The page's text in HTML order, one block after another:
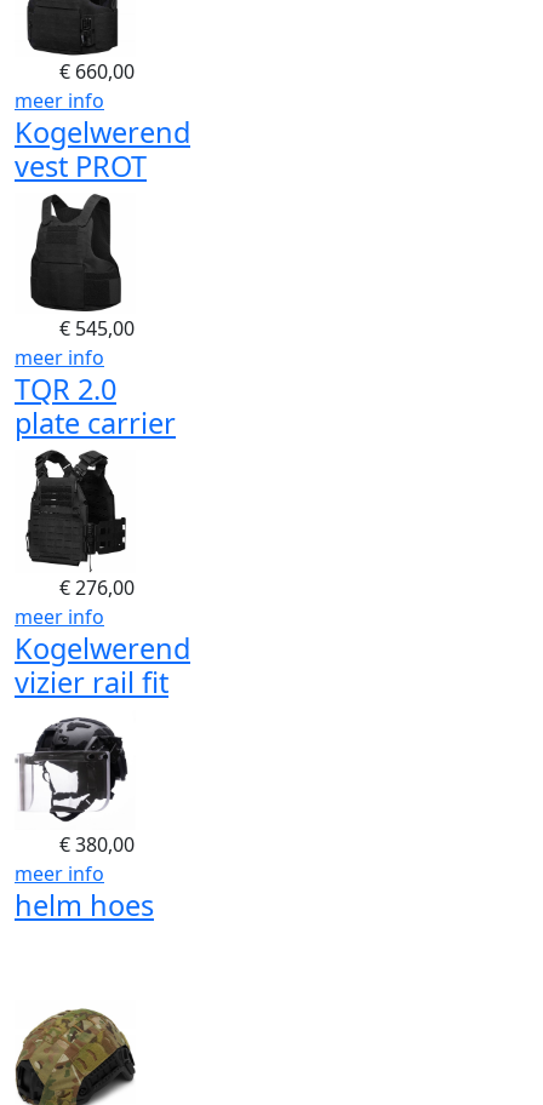
€ 660,00
meer info
Kogelwerend
vest PROT
€ 545,00
meer info
TQR 2.0
plate carrier
€276,00
meer info
Kogelwerend
vizier rail fit
€380,00
meer info
helm hoes